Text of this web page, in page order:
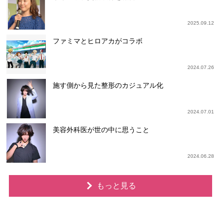
2025.09.12
ファミマとヒロアカがコラボ
2024.07.26
施す側から見た整形のカジュアル化
2024.07.01
美容外科医が世の中に思うこと
2024.06.28
もっと見る